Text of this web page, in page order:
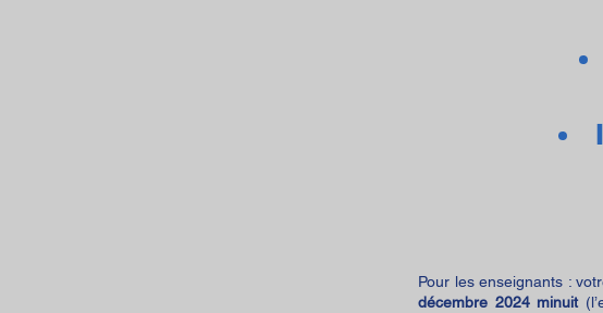
Pour les enseignants :
décembre 2024 minuit